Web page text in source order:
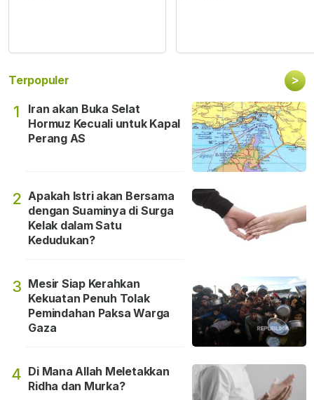
Terpopuler >
1
Iran akan Buka Selat
Hormuz Kecuali untuk Kapal
Perang AS
2 Apakah Istri akan Bersama
dengan Suaminya di Surga
Kelak dalam Satu
Kedudukan?
3 Mesir Siap Kerahkan
Kekuatan Penuh Tolak
Pemindahan Paksa Warga
Gaza
4 Di Mana Allah Meletakkan
Ridha dan Murka?